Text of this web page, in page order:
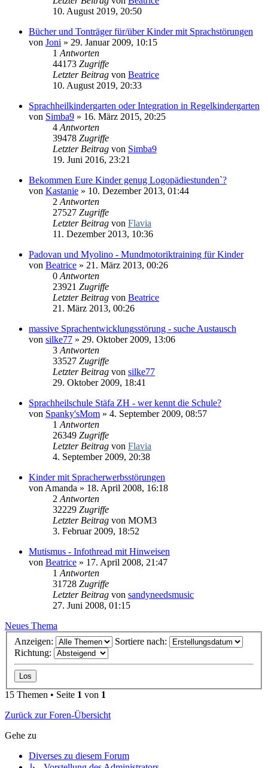
10. August 2019, 20:50
Bücher und Tonträger für/über Kinder mit Sprachstörungen
von Joni » 29. Januar 2009, 10:15
1 Antworten
44173 Zugriffe
Letzter Beitrag von Beatrice
10. August 2019, 20:33
Sprachheilkindergarten oder Integration in Regelkindergarten
von Simba9 » 16. März 2015, 20:25
4 Antworten
39478 Zugriffe
Letzter Beitrag von Simba9
19. Juni 2016, 23:21
Bekommen Eure Kinder genug Logopädiestunden`?
von Kastanie » 10. Dezember 2013, 01:44
2 Antworten
27527 Zugriffe
Letzter Beitrag von Flavia
11. Dezember 2013, 10:36
Padovan und Myolino - Mundmotoriktraining für Kinder
von Beatrice » 21. März 2013, 00:26
0 Antworten
23921 Zugriffe
Letzter Beitrag von Beatrice
21. März 2013, 00:26
massive Sprachentwicklungsstörung - suche Austausch
von silke77 » 29. Oktober 2009, 13:06
3 Antworten
33527 Zugriffe
Letzter Beitrag von silke77
29. Oktober 2009, 18:41
Sprachheilschule Stäfa ZH - wer kennt die Schule?
von Spanky'sMom » 4. September 2009, 08:57
1 Antworten
26349 Zugriffe
Letzter Beitrag von Flavia
4. September 2009, 20:38
Kinder mit Spracherwerbsstörungen
von Amanda » 18. April 2008, 16:18
2 Antworten
32229 Zugriffe
Letzter Beitrag von MOM3
3. Februar 2009, 18:52
Mutismus - Infothread mit Hinweisen
von Beatrice » 17. April 2008, 21:47
1 Antworten
31728 Zugriffe
Letzter Beitrag von sandyneedsmusic
27. Juni 2008, 01:15
Neues Thema
Anzeigen:
Sortiere nach:
Richtung:
15 Themen • Seite 1 von 1
Zurück zur Foren-Übersicht
Gehe zu
Diverses zu diesem Forum